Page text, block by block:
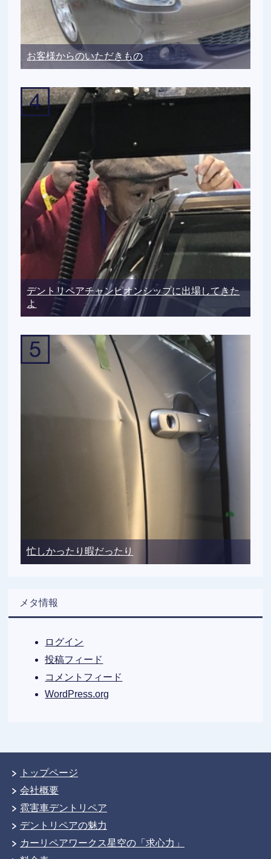
お客様からのいただきもの
デントリペアチャンピオンシップに出場してきた
よ
忙しかったり暇だったり
メタ情報
ログイン
投稿フィード
コメントフィード
WordPress.org
トップページ
会社概要
雹害車デントリペア
デントリペアの魅力
カーリペアワークス星空の「求心力」